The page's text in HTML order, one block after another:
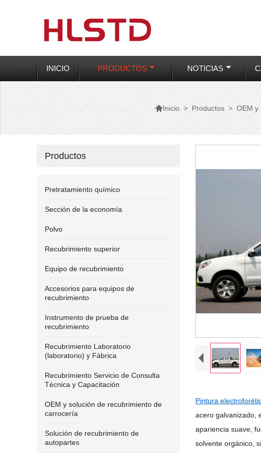
INICIO PRODUCTOS NOTICIAS
Inicio > Productos > OEM y
Pintura
acero galvanizado,
apariencia suave,
solvente orgánico,
Productos
Pretratamiento químico
Sección de la economía
Polvo
Recubrimiento superior
Equipo de recubrimiento
Accesorios para equipos de
recubrimiento
Instrumento de prueba de
recubrimiento
Recubrimiento Laboratorio
(laboratorio) y Fábrica
Recubrimiento Servicio de Consulta
Técnica y Capacitación
OEM y solución de recubrimiento de
carrocería
Solución de recubrimiento de
autopartes